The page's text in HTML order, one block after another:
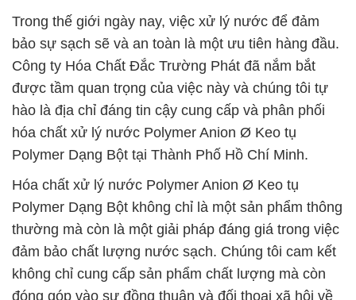
Trong thế giới ngày nay, việc xử lý nước để đảm
bảo sự sạch sẽ và an toàn là một ưu tiên hàng đầu.
Công ty Hóa Chất Đắc Trường Phát đã nắm bắt
được tầm quan trọng của việc này và chúng tôi tự
hào là địa chỉ đáng tin cậy cung cấp và phân phối
hóa chất xử lý nước Polymer Anion Ø Keo tụ
Polymer Dạng Bột tại Thành Phố Hồ Chí Minh.
Hóa chất xử lý nước Polymer Anion Ø Keo tụ
Polymer Dạng Bột không chỉ là một sản phẩm thông
thường mà còn là một giải pháp đáng giá trong việc
đảm bảo chất lượng nước sạch. Chúng tôi cam kết
không chỉ cung cấp sản phẩm chất lượng mà còn
đóng góp vào sự đồng thuận và đối thoại xã hội về